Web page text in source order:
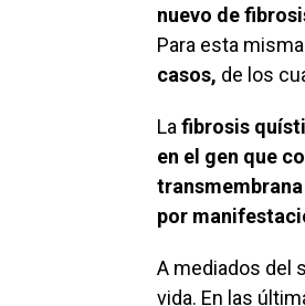
nuevo de
Para esta
casos, de los
La fibrosis
en el gen que
transmembrana
por
A mediados del
vida. En las